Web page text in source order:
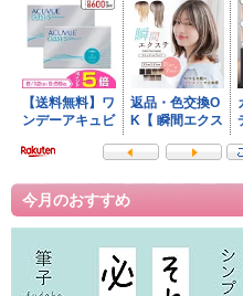
今月のおすすめ